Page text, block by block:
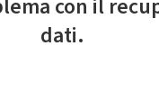
con il
dati.